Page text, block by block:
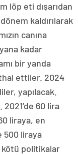
löp eti dışarıdan
kaldırılarak
canına
kadar
bir yanda
ettiler. 2024
yapılacak.
60 lira
liraya, en
500 liraya
kötü politikalar